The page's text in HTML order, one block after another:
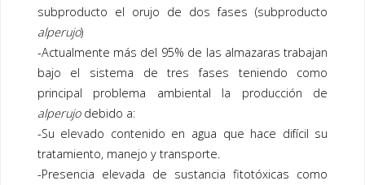
subproducto el orujo de dos fases (subproducto
alperujo)
-Actualmente más del 95% de las almazaras trabajan
bajo el sistema de tres fases teniendo como
principal problema ambiental la producción de
alperujo debido a:
-Su elevado contenido en agua que hace difícil su
tratamiento, manejo y transporte.
-Presencia elevada de sustancia fitotóxicas como